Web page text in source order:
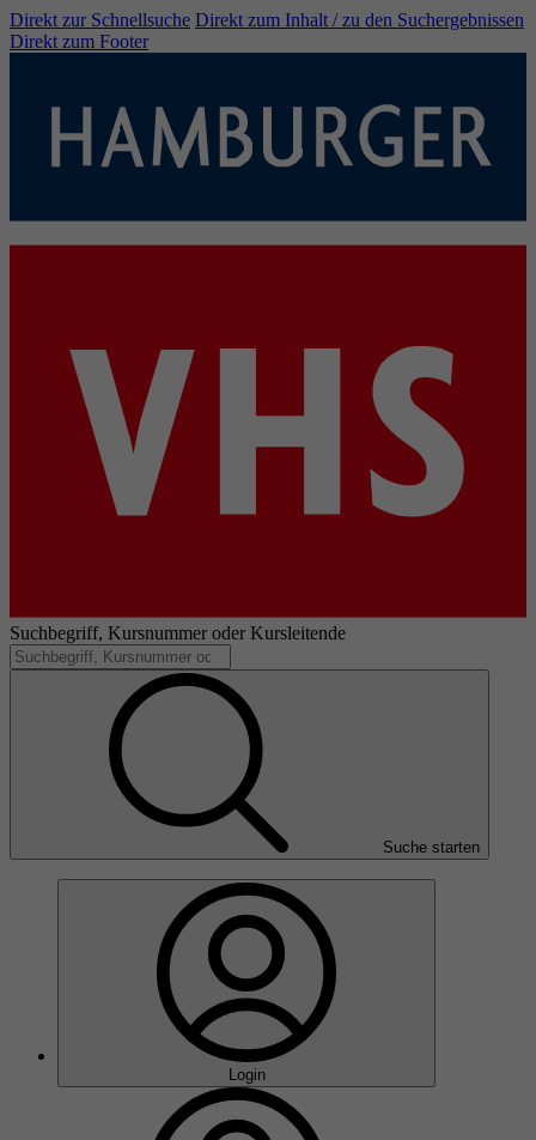
Direkt zur Schnellsuche Direkt zum Inhalt / zu den Suchergebnissen
Direkt zum Footer
Suchbegriff, Kursnummer oder Kursleitende
Suche starten
Login